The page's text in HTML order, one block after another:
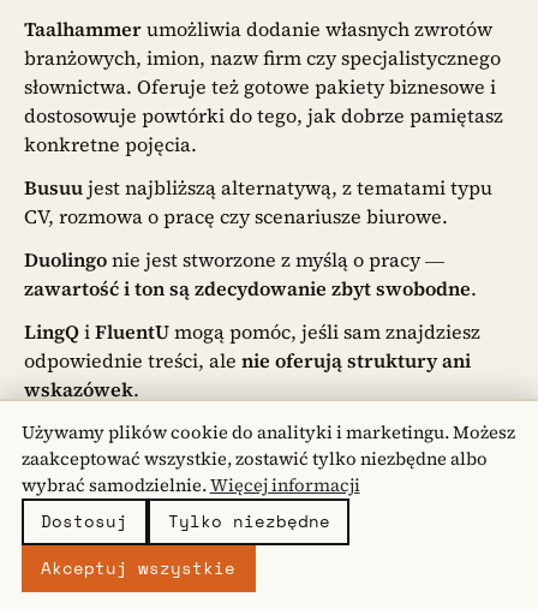
Taalhammerumożliwia dodanie własnych zwrotów
branżowych, imion, nazw firm czy specjalistycznego
słownictwa. Oferuje też gotowe pakiety biznesowe i
dostosowuje powtórki do tego, jak dobrze pamiętasz
konkretne pojęcia.
Busuujest najbliższą alternatywą, z tematami typu
CV, rozmowa o pracę czy scenariusze biurowe.
Duolingonie jest stworzone z myślą o pracy —
zawartość i ton są zdecydowanie zbyt swobodne.
LingQiFluentUmogą pomóc, jeśli sam znajdziesz
odpowiednie treści, ale nie oferują struktury ani
wskazówek.
Dla osób uczących się języka do pracy, Taalhammer
to jedyne połączenie kontroli, struktury i treningu
pamięci.
Którą aplikację do nauki języka
Używamy plików cookie do analityki i marketingu. Możesz
zaakceptować wszystkie, zostawić tylko niezbędne albo
wybrać samodzielnie.Więcej informacji
Dostosuj
Tylko niezbędne
Akceptuj wszystkie